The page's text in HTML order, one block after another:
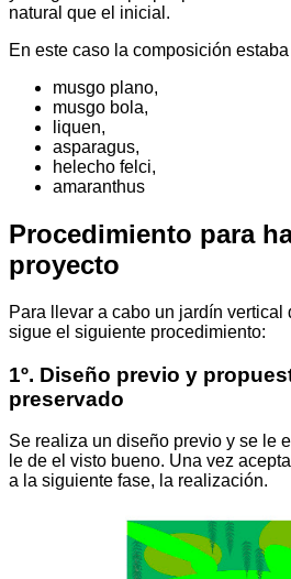
natural que el inicial.
En este caso la composición
musgo plano,
musgo bola,
liquen,
asparagus,
helecho felci,
amaranthus
Procedimiento para
proyecto
Para llevar a cabo un jardín
sigue el siguiente procedimiento:
1º. Diseño previo y
preservado
Se realiza un diseño previo y se le
le de el visto bueno. Una vez
a la siguiente fase, la realización.